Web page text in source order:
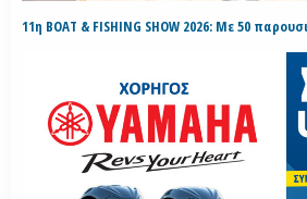
11η BOAT & FISHING SHOW 2026: Με 50